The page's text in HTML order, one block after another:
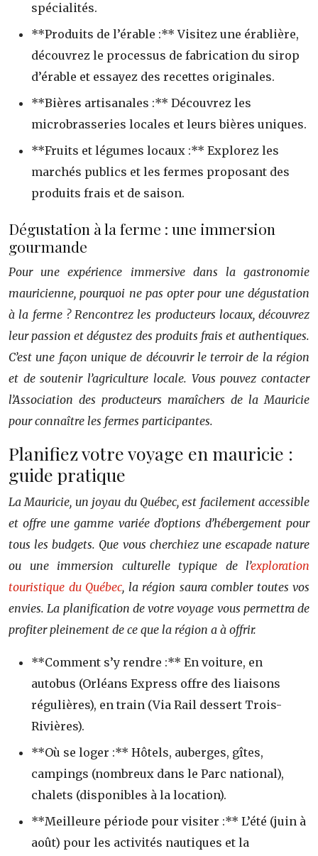
spécialités.
**Produits de l’érable :** Visitez une érablière,
découvrez le processus de fabrication du sirop
d’érable et essayez des recettes originales.
**Bières artisanales :** Découvrez les
microbrasseries locales et leurs bières uniques.
**Fruits et légumes locaux :** Explorez les
marchés publics et les fermes proposant des
produits frais et de saison.
Dégustation à la ferme : une immersion
gourmande
Pour une expérience immersive dans la gastronomie
mauricienne, pourquoi ne pas opter pour une dégustation
à la ferme ? Rencontrez les producteurs locaux, découvrez
leur passion et dégustez des produits frais et authentiques.
C’est une façon unique de découvrir le terroir de la région
et de soutenir l’agriculture locale. Vous pouvez contacter
l’Association des producteurs maraîchers de la Mauricie
pour connaître les fermes participantes.
Planifiez votre voyage en mauricie :
guide pratique
La Mauricie, un joyau du Québec, est facilement accessible
et offre une gamme variée d’options d’hébergement pour
tous les budgets. Que vous cherchiez une escapade nature
ou une immersion culturelle typique de l’exploration
touristique du Québec, la région saura combler toutes vos
envies. La planification de votre voyage vous permettra de
profiter pleinement de ce que la région a à offrir.
**Comment s’y rendre :** En voiture, en
autobus (Orléans Express offre des liaisons
régulières), en train (Via Rail dessert Trois-
Rivières).
**Où se loger :** Hôtels, auberges, gîtes,
campings (nombreux dans le Parc national),
chalets (disponibles à la location).
**Meilleure période pour visiter :** L’été (juin à
août) pour les activités nautiques et la